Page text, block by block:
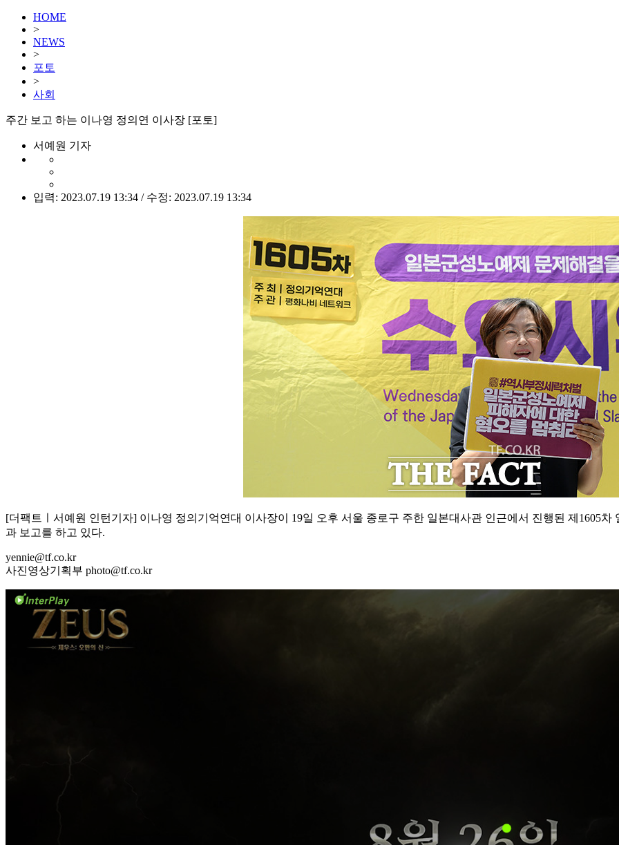
HOME
>
NEWS
>
포토
>
사회
주간 보고 하는 이나영 정의연 이사장 [포토]
서예원 기자
입력: 2023.07.19 13:34 / 수정: 2023.07.19 13:34
[더팩트ㅣ서예원 인턴기자] 이나영 정의기억연대 이사장이 19일 오후 서울 종로구 주한 일본대사관 인근에서 진행된 제1605
과 보고를 하고 있다.
yennie@tf.co.kr
사진영상기획부 photo@tf.co.kr